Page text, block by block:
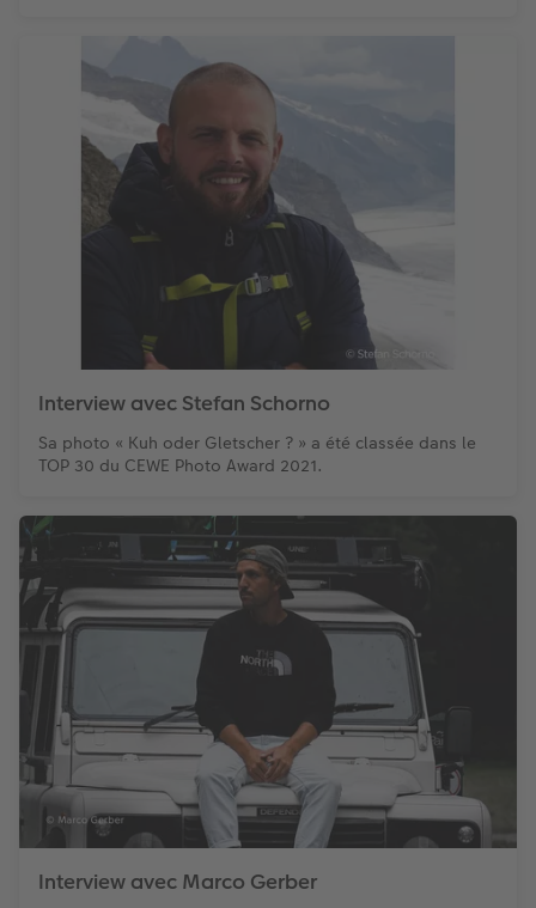
Interview avec Stefan Schorno
Sa photo « Kuh oder Gletscher ? » a été classée dans le
TOP 30 du CEWE Photo Award 2021.
Interview avec Marco Gerber